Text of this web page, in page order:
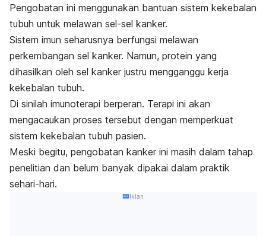
Pengobatan ini menggunakan bantuan sistem kekebalan
tubuh untuk melawan sel-sel kanker.
Sistem imun seharusnya berfungsi melawan
perkembangan sel kanker. Namun, protein yang
dihasilkan oleh sel kanker justru mengganggu kerja
kekebalan tubuh.
Di sinilah imunoterapi berperan. Terapi ini akan
mengacaukan proses tersebut dengan memperkuat
sistem kekebalan tubuh pasien.
Meski begitu, pengobatan kanker ini masih dalam tahap
penelitian dan belum banyak dipakai dalam praktik
sehari-hari.
Iklan